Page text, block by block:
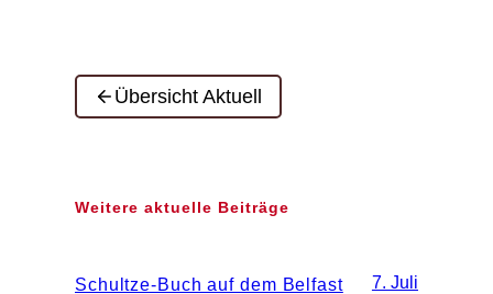
Übersicht Aktuell
Weitere aktuelle Beiträge
Schultze-Buch auf dem Belfast
7. Juli